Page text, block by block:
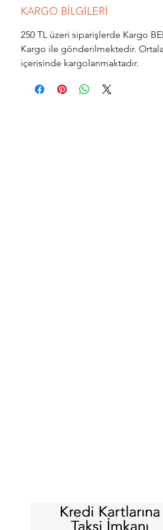
KARGO BİLGİLERİ
250 TL üzeri siparişlerde Kargo
Kargo ile gönderilmektedir.
içerisinde kargolanmaktadır.